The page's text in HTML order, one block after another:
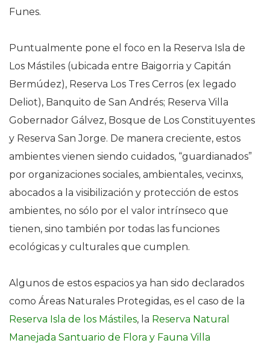
Funes.
Puntualmente pone el foco en la Reserva Isla de
Los Mástiles (ubicada entre Baigorria y Capitán
Bermúdez), Reserva Los Tres Cerros (ex legado
Deliot), Banquito de San Andrés; Reserva Villa
Gobernador Gálvez, Bosque de Los Constituyentes
y Reserva San Jorge. De manera creciente, estos
ambientes vienen siendo cuidados, “guardianados”
por organizaciones sociales, ambientales, vecinxs,
abocados a la visibilización y protección de estos
ambientes, no sólo por el valor intrínseco que
tienen, sino también por todas las funciones
ecológicas y culturales que cumplen.
Algunos de estos espacios ya han sido declarados
como Áreas Naturales Protegidas, es el caso de la
Reserva Isla de los Mástiles, la Reserva Natural
Manejada Santuario de Flora y Fauna Villa